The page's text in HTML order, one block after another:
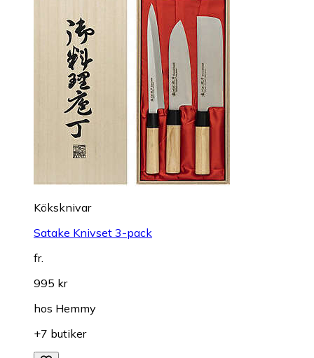
Köksknivar
Satake Knivset 3-pack
fr.
995 kr
hos Hemmy
+7 butiker